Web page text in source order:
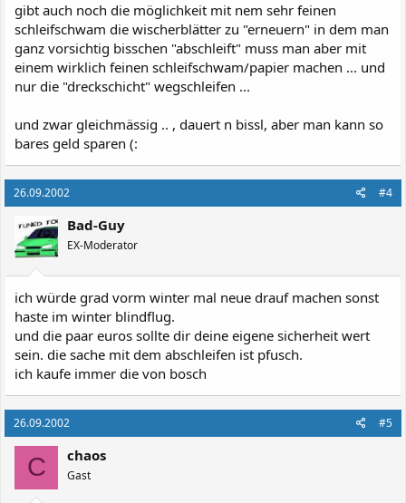
gibt auch noch die möglichkeit mit nem sehr feinen
schleifschwam die wischerblätter zu "erneuern" in dem man
ganz vorsichtig bisschen "abschleift" muss man aber mit
einem wirklich feinen schleifschwam/papier machen ... und
nur die "dreckschicht" wegschleifen ...
und zwar gleichmässig .. , dauert n bissl, aber man kann so
bares geld sparen (:
26.09.2002 #4
Bad-Guy
EX-Moderator
ich würde grad vorm winter mal neue drauf machen sonst
haste im winter blindflug.
und die paar euros sollte dir deine eigene sicherheit wert
sein. die sache mit dem abschleifen ist pfusch.
ich kaufe immer die von bosch
26.09.2002 #5
C chaos
Gast